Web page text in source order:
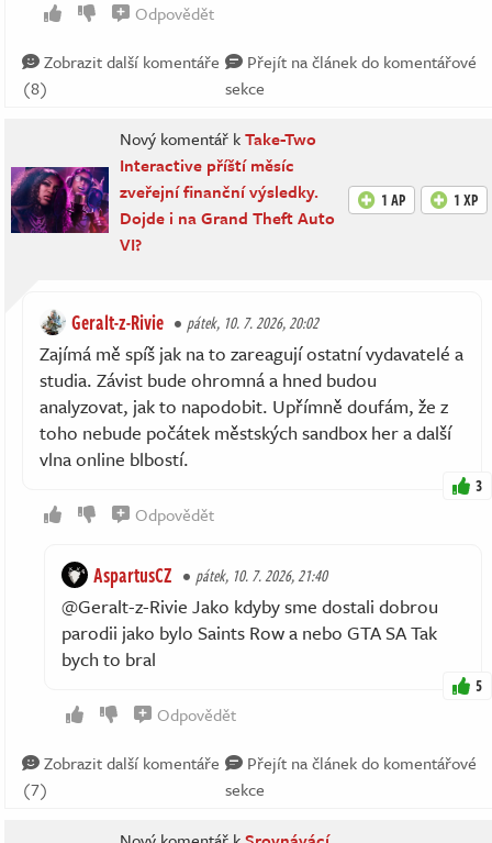
Odpovědět
Zobrazit další komentáře
(8)
Přejít na článek do komentářové
sekce
Nový komentář kTake-Two
Interactive příští měsíc
zveřejní finanční výsledky.
Dojde i na Grand Theft Auto
VI?
1 AP 1 XP
Geralt-z-Rivie pátek, 10. 7. 2026, 20:02
Zajímá mě spíš jak na to zareagují ostatní vydavatelé a
studia. Závist bude ohromná a hned budou
analyzovat, jak to napodobit. Upřímně doufám, že z
toho nebude počátek městských sandbox her a další
vlna online blbostí.
3
Odpovědět
AspartusCZ pátek, 10. 7. 2026, 21:40
@Geralt-z-Rivie Jako kdyby sme dostali dobrou
parodii jako bylo Saints Row a nebo GTA SA Tak
bych to bral
5
Odpovědět
Zobrazit další komentáře
(7)
Přejít na článek do komentářové
sekce